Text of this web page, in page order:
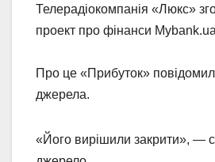
Телерадіокомпанія «Люкс»
проект про фінанси
Про це «Прибуток»
джерела.
«Його вирішили закрити», —